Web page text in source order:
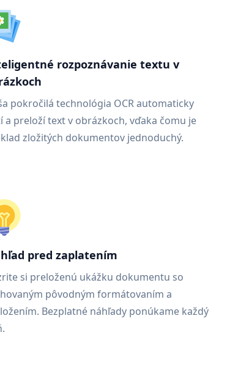
rozpoznávanie textu v
pokročilá technológia OCR automaticky
a preloží text v obrázkoch, vďaka čomu je
zložitých dokumentov jednoduchý.
pred zaplatením
si preloženú ukážku dokumentu so
pôvodným formátovaním a
Bezplatné náhľady ponúkame každý